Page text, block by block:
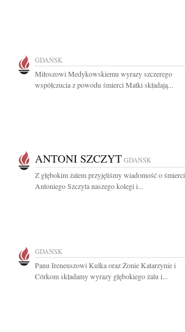
GDAŃSK
Miłoszowi Medykowskiemu wyrazy szczerego
współczucia z powodu śmierci Matki składają...
ANTONI SZCZYT GDAŃSK
Z głębokim żalem przyjęliśmy wiadomość o śmierci
Antoniego Szczyta naszego kolegi i...
GDAŃSK
Panu Ireneuszowi Kulka oraz Żonie Katarzynie i
Córkom składamy wyrazy głębokiego żalu i...